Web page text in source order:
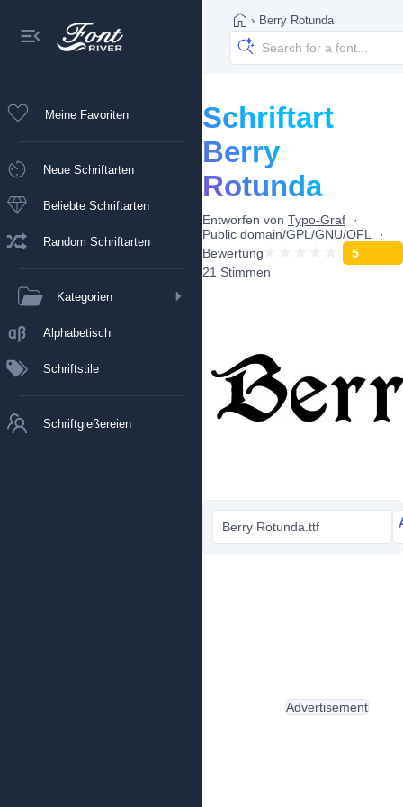
Meine Favoriten
Neue Schriftarten
Beliebte Schriftarten
Random Schriftarten
Kategorien
Alphabetisch
Schriftstile
Schriftgießereien
› Berry Rotunda
Schriftart
Berry
Rotunda
Entworfen von Typo-Graf
Public domain/GPL/GNU/OFL
Bewertung
5
21 Stimmen
Berry Rotunda.ttf
Advertisement